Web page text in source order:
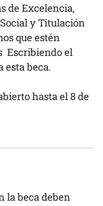
de Excelencia,
y Titulación
que estén
Escribiendo el
esta beca.
hasta el 8 de
la beca deben